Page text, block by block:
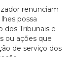
renunciam
possa
dos Tribunais e
ou ações que
de serviço dos